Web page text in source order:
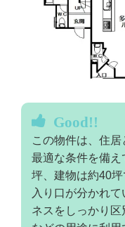
Good!!
この物件は、住
最適な条件を備
坪、建物は約40
入り口が分かれ
ネスをしっかり